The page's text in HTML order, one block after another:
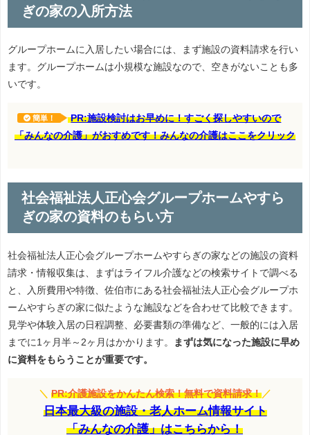
ぎの家の入所方法
グループホームに入居したい場合には、まず施設の資料請求を行い
ます。グループホームは小規模な施設なので、空きがないことも多
いです。
簡単！
PR:施設検討はお早めに！すごく探しやすいので
「みんなの介護」がおすめです！みんなの介護はここをクリック
社会福祉法人正心会グループホームやすら
ぎの家の資料のもらい方
社会福祉法人正心会グループホームやすらぎの家などの施設の資料
請求・情報収集は、まずはライフル介護などの検索サイトで調べる
と、入所費用や特徴、佐伯市にある社会福祉法人正心会グループホ
ームやすらぎの家に似たような施設などを合わせて比較できます。
見学や体験入居の日程調整、必要書類の準備など、一般的には入居
までに1ヶ月半～2ヶ月はかかります。
まずは気になった施設に早め
に資料をもらうことが重要です。
＼ PR:介護施設をかんたん検索！無料で資料請求！ ／
日本最大級の施設・老人ホーム情報サイト
「みんなの介護」はこちらから！